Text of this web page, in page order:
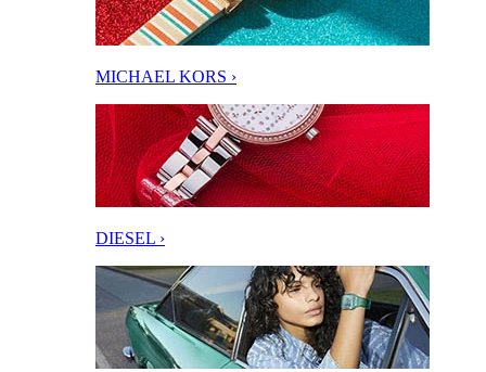
MICHAEL KORS ›
DIESEL ›